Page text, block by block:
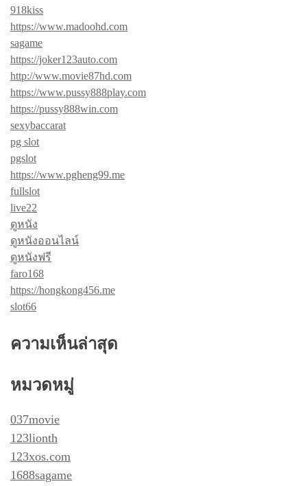
918kiss
https://www.madoohd.com
sagame
https://joker123auto.com
http://www.movie87hd.com
https://www.pussy888play.com
https://pussy888win.com
sexybaccarat
pg slot
pgslot
https://www.pgheng99.me
fullslot
live22
ดูหนัง
ดูหนังออนไลน์
ดูหนังฟรี
faro168
https://hongkong456.me
slot66
ความเห็นล่าสุด
หมวดหมู่
037movie
123lionth
123xos.com
1688sagame